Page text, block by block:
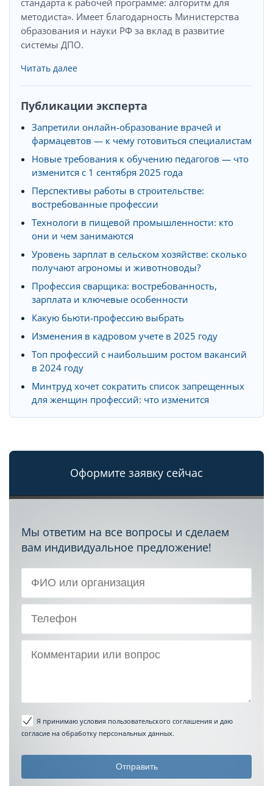
методиста». Имеет благодарность Министерства
образования и науки РФ за вклад в развитие
системы ДПО.
Читать далее
Публикации эксперта
Запретили онлайн-образование врачей и
фармацевтов — к чему готовиться специалистам
Новые требования к обучению педагогов — что
изменится с 1 сентября 2025 года
Перспективы работы в строительстве:
востребованные профессии
Технологи в пищевой промышленности: кто
они и чем занимаются
Уровень зарплат в сельском хозяйстве: сколько
получают агрономы и животноводы?
Профессия сварщика: востребованность,
зарплата и ключевые особенности
Какую бьюти-профессию выбрать
Изменения в кадровом учете в 2025 году
Топ профессий с наибольшим ростом вакансий
в 2024 году
Минтруд хочет сократить список запрещенных
для женщин профессий: что изменится
Оформите заявку сейчас
Мы ответим на все вопросы и сделаем
вам индивидуальное предложение!
Я принимаю условия пользовательского соглашения и даю
согласие на обработку персональных данных.